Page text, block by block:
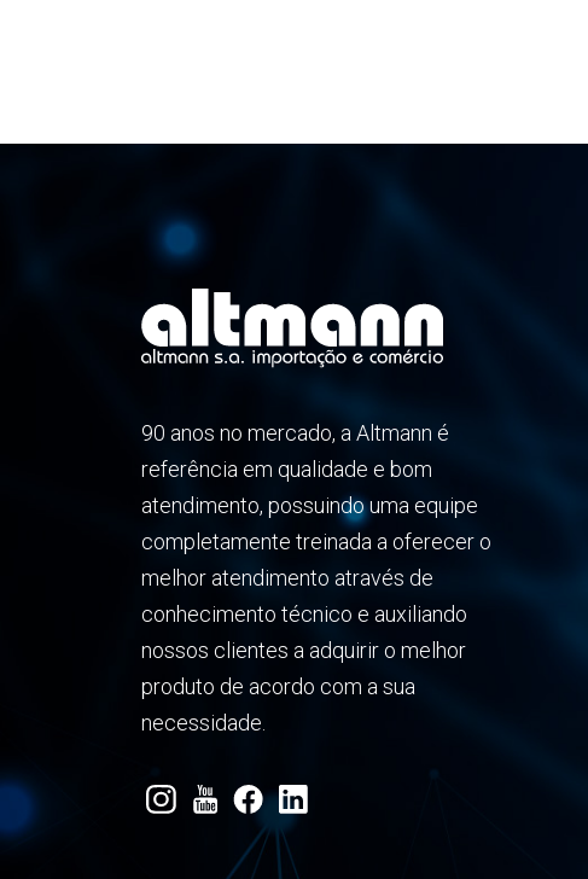
90 anos no mercado, a Altmann é
referência em qualidade e bom
atendimento, possuindo uma equipe
completamente treinada a oferecer o
melhor atendimento através de
conhecimento técnico e auxiliando
nossos clientes a adquirir o melhor
produto de acordo com a sua
necessidade.